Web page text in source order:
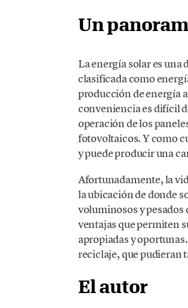
Un
La energía solar es
clasificada como
producción de energía
conveniencia es difícil
operación de los
fotovoltaicos. Y como
y puede producir una
Afortunadamente, la
la ubicación de donde
voluminosos y
ventajas que permiten
apropiadas y
reciclaje, que pudieran
El autor